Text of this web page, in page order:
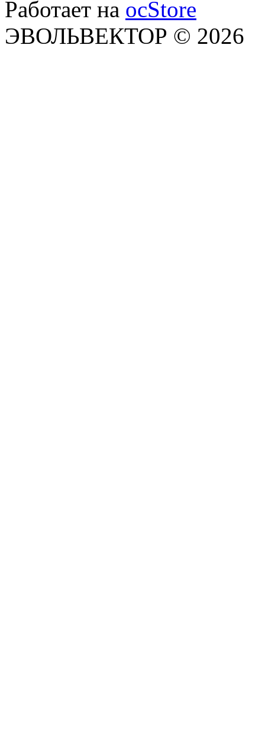
Работает на ocStore
ЭВОЛЬВЕКТОР © 2026